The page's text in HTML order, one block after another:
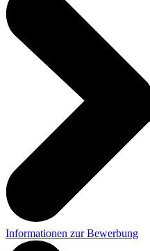
Informationen zur Bewerbung